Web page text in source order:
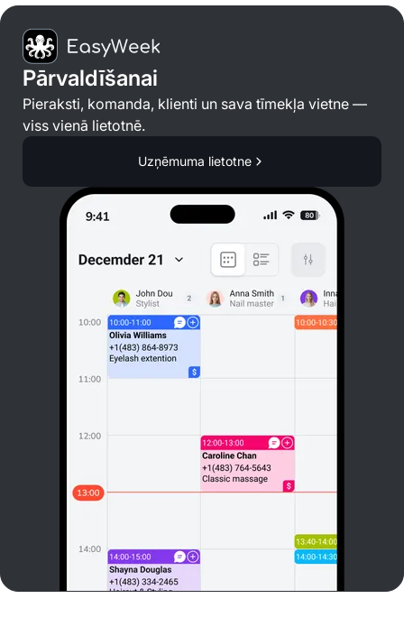
Pārvaldīšanai
Pieraksti, komanda, klienti un sava tīmekļa vietne —
viss vienā lietotnē.
Uzņēmuma lietotne